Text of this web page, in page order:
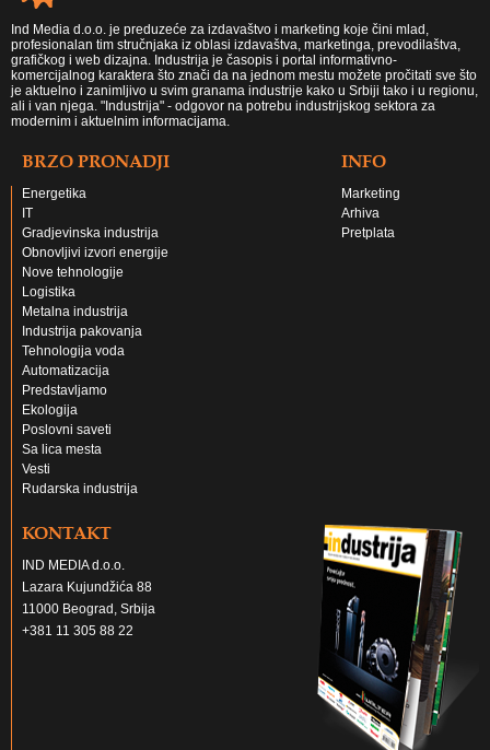
Ind Media d.o.o. je preduzeće za izdavaštvo i marketing koje čini mlad,
profesionalan tim stručnjaka iz oblasi izdavaštva, marketinga, prevodilaštva,
grafičkog i web dizajna. Industrija je časopis i portal informativno-
komercijalnog karaktera što znači da na jednom mestu možete pročitati sve što
je aktuelno i zanimljivo u svim granama industrije kako u Srbiji tako i u regionu,
ali i van njega. "Industrija" - odgovor na potrebu industrijskog sektora za
modernim i aktuelnim informacijama.
BRZO PRONADJI
Energetika
IT
Gradjevinska industrija
Obnovljivi izvori energije
Nove tehnologije
Logistika
Metalna industrija
Industrija pakovanja
Tehnologija voda
Automatizacija
Predstavljamo
Ekologija
Poslovni saveti
Sa lica mesta
Vesti
Rudarska industrija
INFO
Marketing
Arhiva
Pretplata
KONTAKT
IND MEDIA d.o.o.
Lazara Kujundžića 88
11000 Beograd, Srbija
+381 11 305 88 22